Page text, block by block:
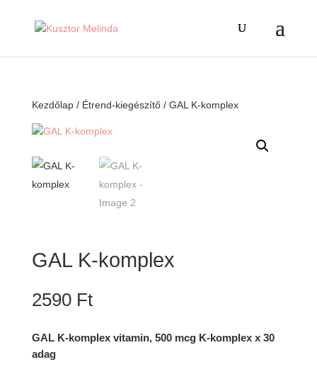
Kezdőlap/ Étrend-kiegészítő/ GAL K-komplex
GAL K-komplex
2590 Ft
GAL K-komplex vitamin, 500 mcg K-komplex x 30
adag